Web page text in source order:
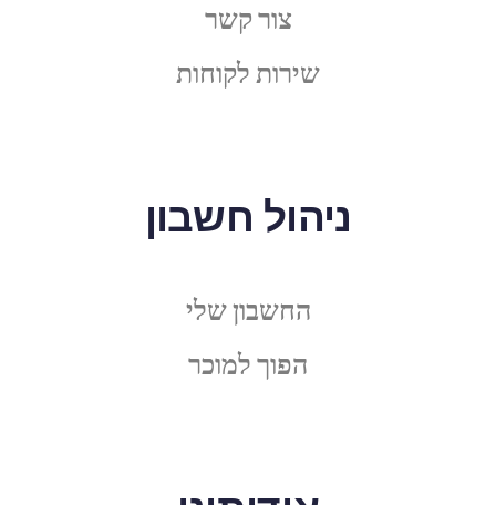
צור קשר
שירות לקוחות
ניהול חשבון
החשבון שלי
הפוך למוכר